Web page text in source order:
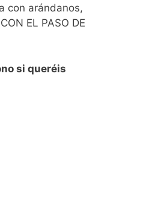
con arándanos,
EL PASO DE
si queréis